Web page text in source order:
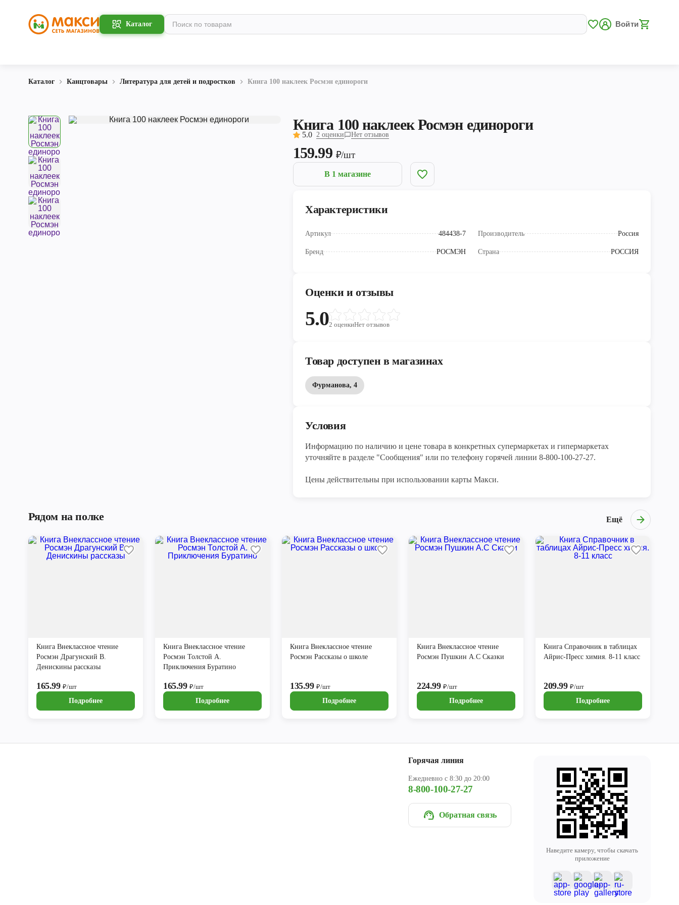
Каталог Войти
Каталог Канцтовары Литература для детей и подростков Книга 100 наклеек Росмэн единороги
Книга 100 наклеек Росмэн единороги
5.0 2 оценки Нет отзывов
159.99 ₽/шт
В 1 магазине
Характеристики
Артикул 484438-7 Производитель Россия
Бренд РОСМЭН Страна РОССИЯ
Оценки и отзывы
5.02 оценкиНет отзывов
Товар доступен в магазинах
Фурманова, 4
Условия
Информацию по наличию и цене товара в конкретных супермаркетах и гипермаркетах
уточняйте в разделе "Сообщения" или по телефону горячей линии 8-800-100-27-27.
Цены действительны при использовании карты Макси.
Рядом на полке Ещё
Книга Внеклассное чтение
Росмэн Драгунский В.
Денискины рассказы
165.99₽/шт
Подробнее
Книга Внеклассное чтение
Росмэн Толстой А.
Приключения Буратино
165.99₽/шт
Подробнее
Книга Внеклассное чтение
Росмэн Рассказы о школе
135.99₽/шт
Подробнее
Книга Внеклассное чтение
Росмэн Пушкин А.С Сказки
224.99₽/шт
Подробнее
Книга Справочник в таблицах
Айрис-Пресс химия. 8-11 класс
209.99₽/шт
Подробнее
Горячая линия
Ежедневно с 8:30 до 20:00
8-800-100-27-27
Обратная связь
Наведите камеру, чтобы скачать
приложение